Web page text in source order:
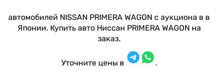
автомобилей NISSAN PRIMERA WAGON с аукциона в в
Японии. Купить авто Ниссан PRIMERA WAGON на
заказ.
Уточните цены в .